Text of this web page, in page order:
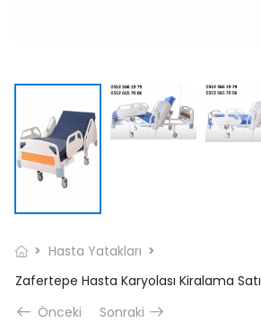
Hasta Yatakları
Zafertepe Hasta Karyolası Kiralama
Önceki
Sonraki